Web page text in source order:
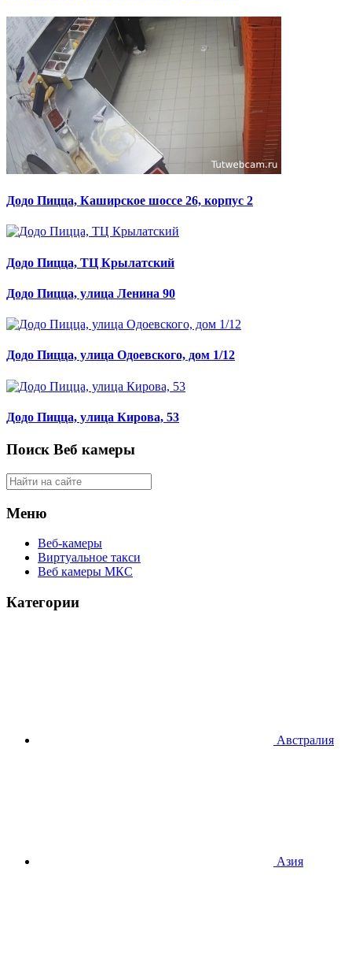
Додо Пицца, Каширское шоссе 26, корпус 2
Додо Пицца, ТЦ Крылатский
Додо Пицца, улица Ленина 90
Додо Пицца, улица Одоевского, дом 1/12
Додо Пицца, улица Кирова, 53
Поиск Веб камеры
Меню
Веб-камеры
Виртуальное такси
Веб камеры МКС
Категории
Австралия
Азия